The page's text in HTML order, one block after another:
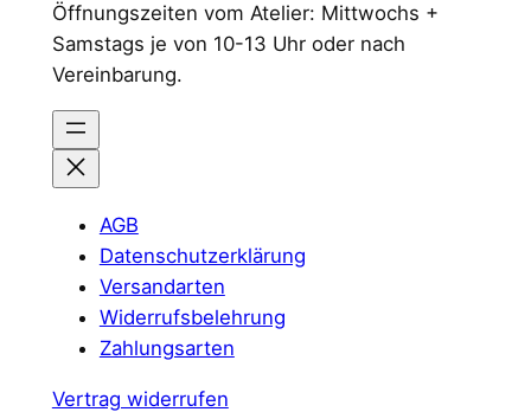
Öffnungszeiten vom Atelier: Mittwochs +
Samstags je von 10-13 Uhr oder nach
Vereinbarung.
AGB
Datenschutzerklärung
Versandarten
Widerrufsbelehrung
Zahlungsarten
Vertrag widerrufen